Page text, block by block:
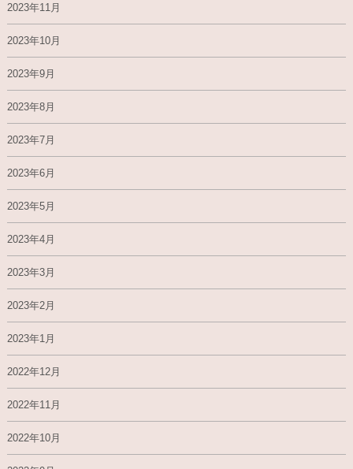
2023年11月
2023年10月
2023年9月
2023年8月
2023年7月
2023年6月
2023年5月
2023年4月
2023年3月
2023年2月
2023年1月
2022年12月
2022年11月
2022年10月